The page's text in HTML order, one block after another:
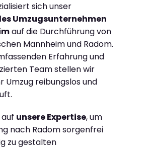
sich unser
Umzugsunternehmen
auf die Durchführung von
Mannheim und Radom.
Erfahrung und
Team stellen wir
Umzug reibungslos und
unsere Expertise, um
nach Radom sorgenfrei
zu gestalten